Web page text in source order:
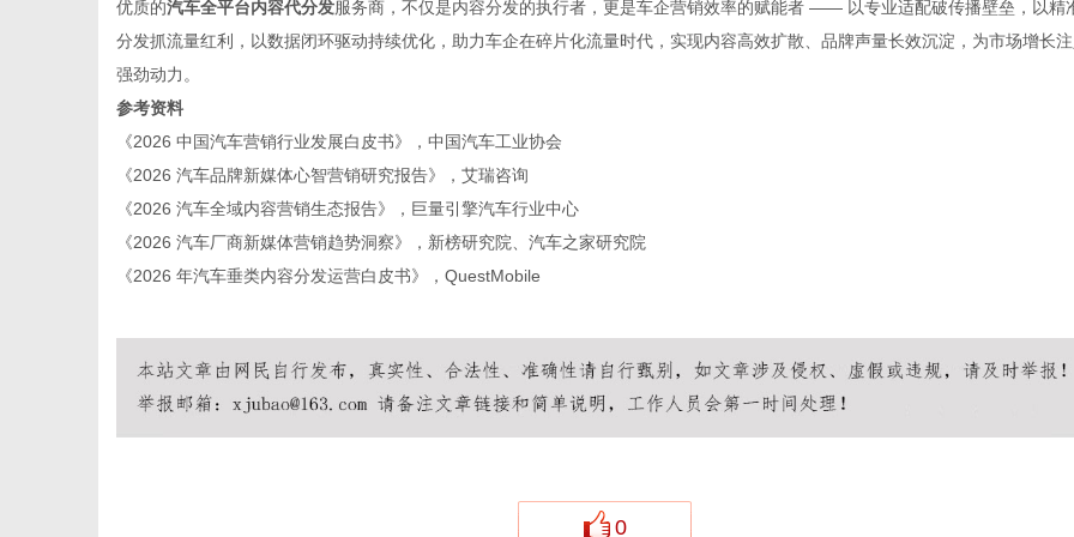
优质的汽车全平台内容代分发服务商，不仅是内容分发的执行者，更是车企营销效率的赋能者 —— 以专业适配破传播壁垒，以精
分发抓流量红利，以数据闭环驱动持续优化，助力车企在碎片化流量时代，实现内容高效扩散、品牌声量长效沉淀，为市场增长
强劲动力。
参考资料
《2026 中国汽车营销行业发展白皮书》，中国汽车工业协会
《2026 汽车品牌新媒体心智营销研究报告》，艾瑞咨询
《2026 汽车全域内容营销生态报告》，巨量引擎汽车行业中心
《2026 汽车厂商新媒体营销趋势洞察》，新榜研究院、汽车之家研究院
《2026 年汽车垂类内容分发运营白皮书》，QuestMobile
0